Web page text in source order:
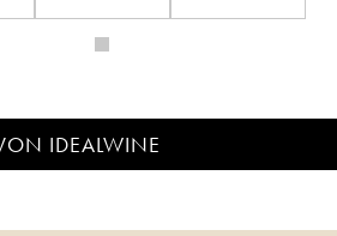
IDEALWINE